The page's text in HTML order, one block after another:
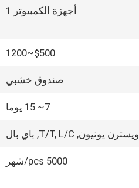
أجهزة الكمبيوتر 1
$500~1200
صندوق خشبي
7~ 15 يوما
ويسترن يونيون, T/T, L/C, باي بال
5000 pcs/شهر